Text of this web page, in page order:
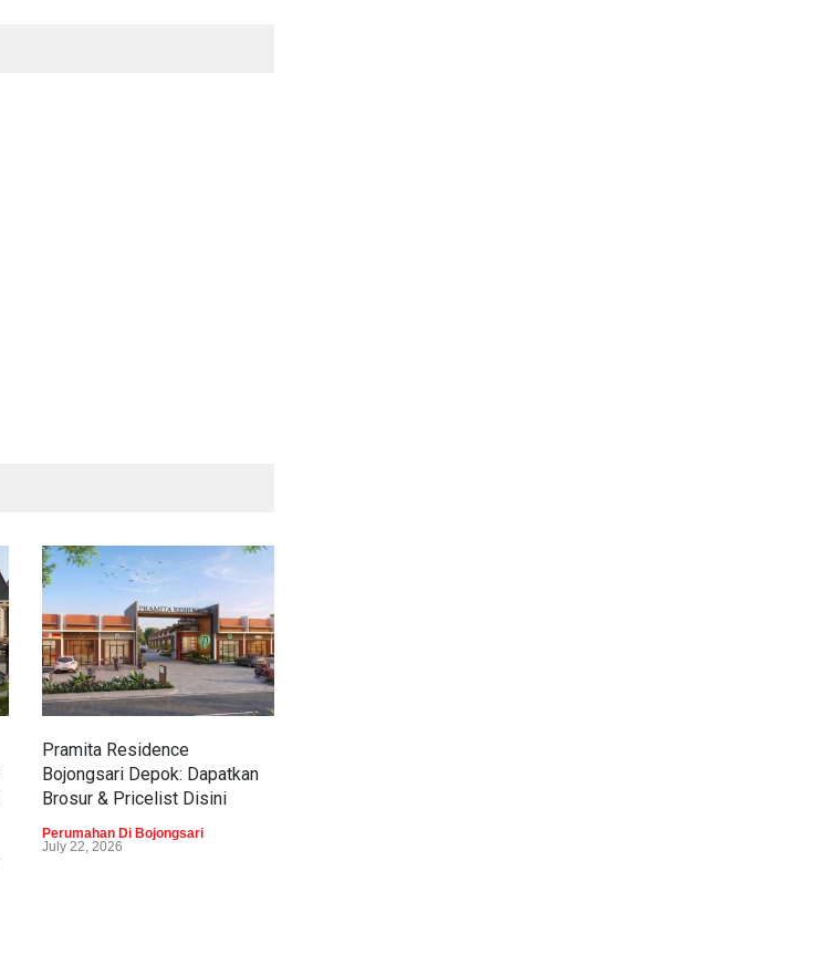
Pramita Residence
Bojongsari Depok: Dapatkan
Brosur & Pricelist Disini
Perumahan Di Bojongsari
July 22, 2026